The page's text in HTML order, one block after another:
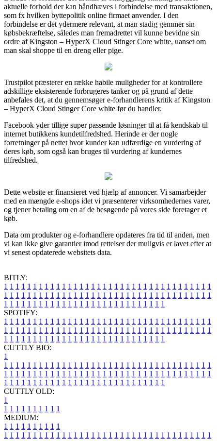
aktuelle forhold der kan håndhæves i forbindelse med transaktionen,
som fx hvilken byttepolitik online firmaet anvender. I den
forbindelse er det ydermere relevant, at man stadig gemmer sin
købsbekræftelse, således man fremadrettet vil kunne bevidne sin
ordre af Kingston – HyperX Cloud Stinger Core white, uanset om
man skal shoppe til en dreng eller pige.
Trustpilot præsterer en række habile muligheder for at kontrollere
adskillige eksisterende forbrugeres tanker og på grund af dette
anbefales det, at du gennemsøger e-forhandlerens kritik af Kingston
– HyperX Cloud Stinger Core white før du handler.
Facebook yder tillige super passende løsninger til at få kendskab til
internet butikkens kundetilfredshed. Herinde er der nogle
forretninger på nettet hvor kunder kan udfærdige en vurdering af
deres køb, som også kan bruges til vurdering af kundernes
tilfredshed.
Dette website er finansieret ved hjælp af annoncer. Vi samarbejder
med en mængde e-shops idet vi præsenterer virksomhedernes varer,
og tjener betaling om en af de besøgende på vores side foretager et
køb.
Data om produkter og e-forhandlere opdateres fra tid til anden, men
vi kan ikke give garantier imod rettelser der muligvis er lavet efter at
vi senest opdaterede websitets data.
BITLY:
1 1 1 1 1 1 1 1 1 1 1 1 1 1 1 1 1 1 1 1 1 1 1 1 1 1 1 1 1 1 1 1 1 1 1 1
1 1 1 1 1 1 1 1 1 1 1 1 1 1 1 1 1 1 1 1 1 1 1 1 1 1 1 1 1 1 1 1 1 1 1 1
1 1 1 1 1 1 1 1 1 1 1 1 1 1 1 1 1 1 1 1 1 1 1 1 1 1 1 1
SPOTIFY:
1 1 1 1 1 1 1 1 1 1 1 1 1 1 1 1 1 1 1 1 1 1 1 1 1 1 1 1 1 1 1 1 1 1 1 1
1 1 1 1 1 1 1 1 1 1 1 1 1 1 1 1 1 1 1 1 1 1 1 1 1 1 1 1 1 1 1 1 1 1 1 1
1 1 1 1 1 1 1 1 1 1 1 1 1 1 1 1 1 1 1 1 1 1 1 1 1 1 1 1
CUTTLY BIO:
1
1 1 1 1 1 1 1 1 1 1 1 1 1 1 1 1 1 1 1 1 1 1 1 1 1 1 1 1 1 1 1 1 1 1 1 1
1 1 1 1 1 1 1 1 1 1 1 1 1 1 1 1 1 1 1 1 1 1 1 1 1 1 1 1 1 1 1 1 1 1 1 1
1 1 1 1 1 1 1 1 1 1 1 1 1 1 1 1 1 1 1 1 1 1 1 1 1 1 1 1
CUTTLY OLD:
1
1 1 1 1 1 1 1 1 1 1
MEDIUM:
1 1 1 1 1 1 1 1 1 1
1 1 1 1 1 1 1 1 1 1 1 1 1 1 1 1 1 1 1 1 1 1 1 1 1 1 1 1 1 1 1 1 1 1 1 1